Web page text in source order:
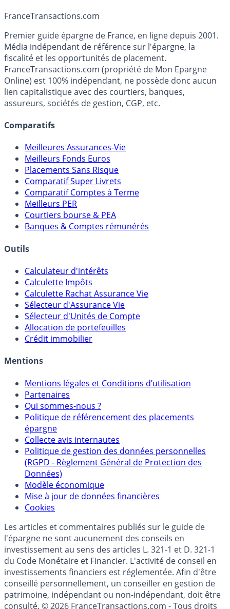
FranceTransactions.com
Premier guide épargne de France, en ligne depuis 2001.
Média indépendant de référence sur l'épargne, la
fiscalité et les opportunités de placement.
FranceTransactions.com (propriété de Mon Epargne
Online) est 100% indépendant, ne possède donc aucun
lien capitalistique avec des courtiers, banques,
assureurs, sociétés de gestion, CGP, etc.
Comparatifs
Meilleures Assurances-Vie
Meilleurs Fonds Euros
Placements Sans Risque
Comparatif Super Livrets
Comparatif Comptes à Terme
Meilleurs PER
Courtiers bourse & PEA
Banques & Comptes rémunérés
Outils
Calculateur d'intérêts
Calculette Impôts
Calculette Rachat Assurance Vie
Sélecteur d'Assurance Vie
Sélecteur d'Unités de Compte
Allocation de portefeuilles
Crédit immobilier
Mentions
Mentions légales et Conditions d’utilisation
Partenaires
Qui sommes-nous ?
Politique de référencement des placements
épargne
Collecte avis internautes
Politique de gestion des données personnelles
(RGPD - Règlement Général de Protection des
Données)
Modèle économique
Mise à jour de données financières
Cookies
Les articles et commentaires publiés sur le guide de
l'épargne ne sont aucunement des conseils en
investissement au sens des articles L. 321-1 et D. 321-1
du Code Monétaire et Financier. L'activité de conseil en
investissements financiers est réglementée. Afin d'être
conseillé personnellement, un conseiller en gestion de
patrimoine, indépendant ou non-indépendant, doit être
consulté. © 2026 FranceTransactions.com - Tous droits